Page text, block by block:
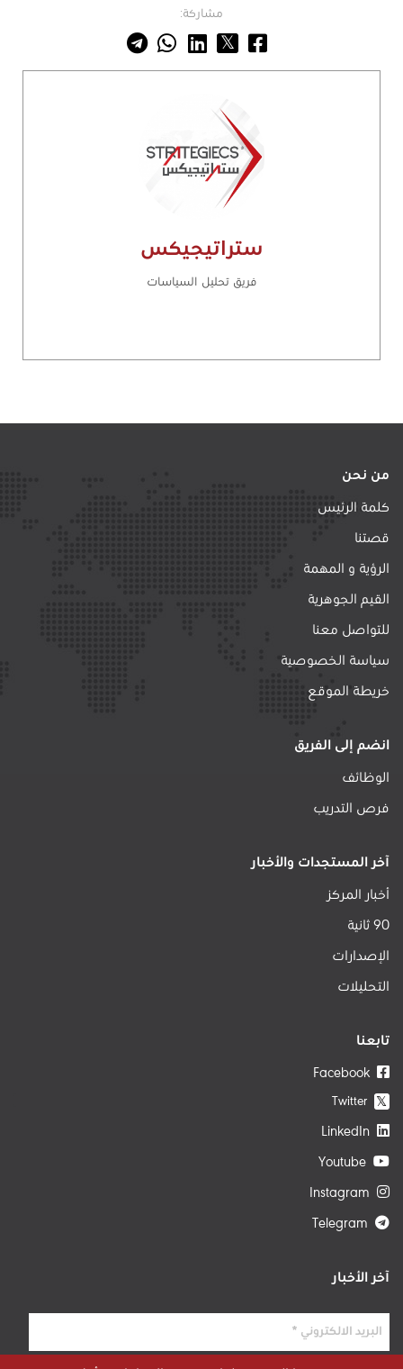
مشاركة:
ستراتيجيكس
فريق تحليل السياسات
من نحن
كلمة الرئيس
قصتنا
الرؤية و المهمة
القيم الجوهرية
للتواصل معنا
سياسة الخصوصية
خريطة الموقع
انضم إلى الفريق
الوظائف
فرص التدريب
آخر المستجدات والأخبار
أخبار المركز
90 ثانية
الإصدارات
التحليلات
تابعنا
𝕏
Twitter
آخر الأخبار